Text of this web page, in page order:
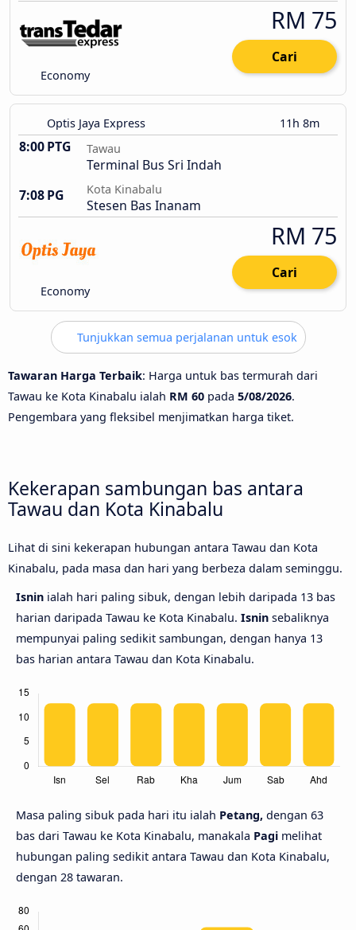
Economy
RM 75
Cari
Optis Jaya Express 11h 8m
8:00 PTG Tawau
Terminal Bus Sri Indah
7:08 PG
Kota Kinabalu
Stesen Bas Inanam
Economy
RM 75
Cari
Tunjukkan semua perjalanan untuk esok
Tawaran Harga Terbaik: Harga untuk bas termurah dari
Tawau ke Kota Kinabalu ialah RM 60 pada 5/08/2026.
Pengembara yang fleksibel menjimatkan harga tiket.
Kekerapan sambungan bas antara
Tawau dan Kota Kinabalu
Lihat di sini kekerapan hubungan antara Tawau dan Kota
Kinabalu, pada masa dan hari yang berbeza dalam seminggu.
Isnin ialah hari paling sibuk, dengan lebih daripada 13 bas
harian daripada Tawau ke Kota Kinabalu. Isnin sebaliknya
mempunyai paling sedikit sambungan, dengan hanya 13
bas harian antara Tawau dan Kota Kinabalu.
Masa paling sibuk pada hari itu ialah Petang, dengan 63
bas dari Tawau ke Kota Kinabalu, manakala Pagi melihat
hubungan paling sedikit antara Tawau dan Kota Kinabalu,
dengan 28 tawaran.